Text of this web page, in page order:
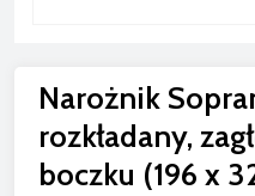
Narożnik
rozkładany,
boczku (196 x